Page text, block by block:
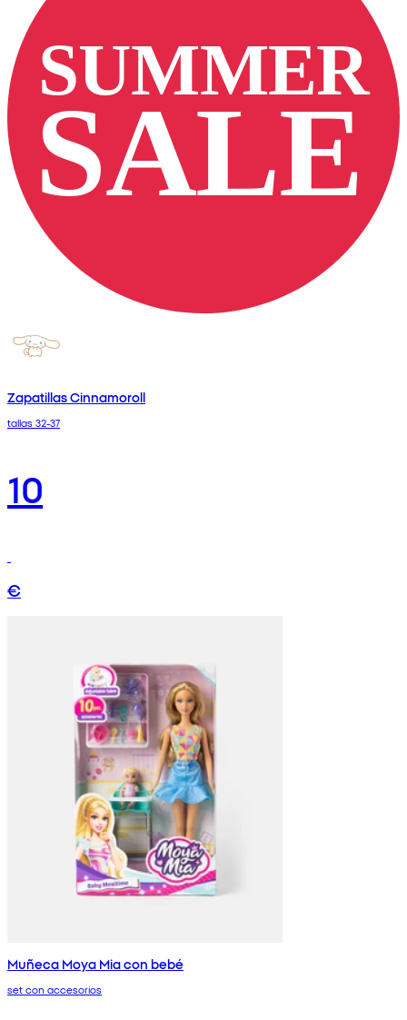
Zapatillas Cinnamoroll
tallas 32-37
10
€
Muñeca Moya Mia con bebé
set con accesorios